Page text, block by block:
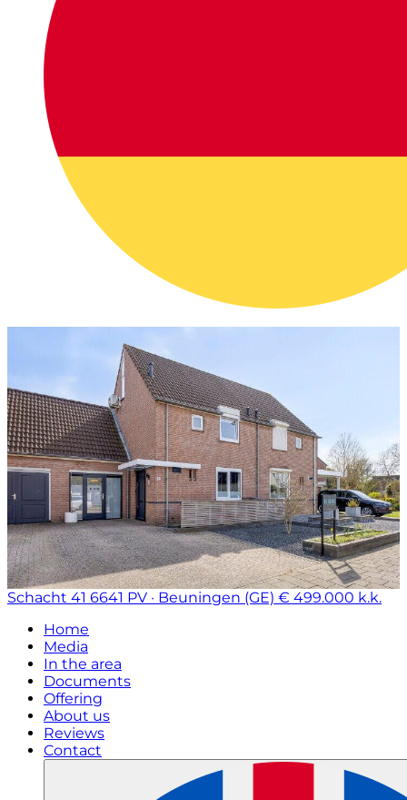
Schacht 41 6641 PV · Beuningen (GE) € 499.000 k.k.
Home
Media
In the area
Documents
Offering
About us
Reviews
Contact